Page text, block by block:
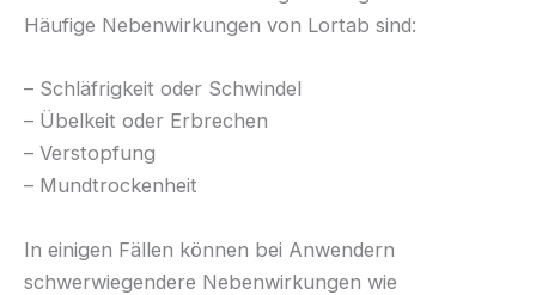
Häufige Nebenwirkungen von Lortab sind:
– Schläfrigkeit oder Schwindel
– Übelkeit oder Erbrechen
– Verstopfung
– Mundtrockenheit
In einigen Fällen können bei Anwendern
schwerwiegendere Nebenwirkungen wie